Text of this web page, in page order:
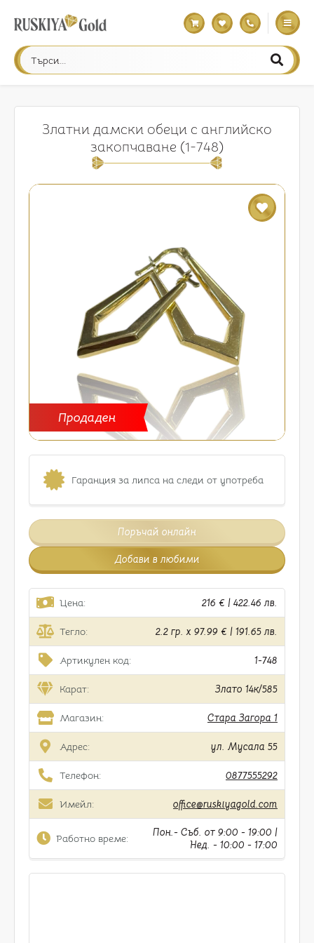
Златни дамски обеци с английско
закопчаване (1-748)
Продаден
Гаранция за липса на следи от употреба
Поръчай онлайн
Добави в любими
Цена: 216 € | 422.46 лв.
Тегло: 2.2 гр. x 97.99 € | 191.65 лв.
Артикулен код: 1-748
Карат: Злато 14к/585
Магазин: Стара Загора 1
Адрес: ул. Мусала 55
Телефон: 0877555292
Имейл: office@ruskiyagold.com
Работно време:
Пон.- Съб. от 9:00 - 19:00 |
Нед. - 10:00 - 17:00